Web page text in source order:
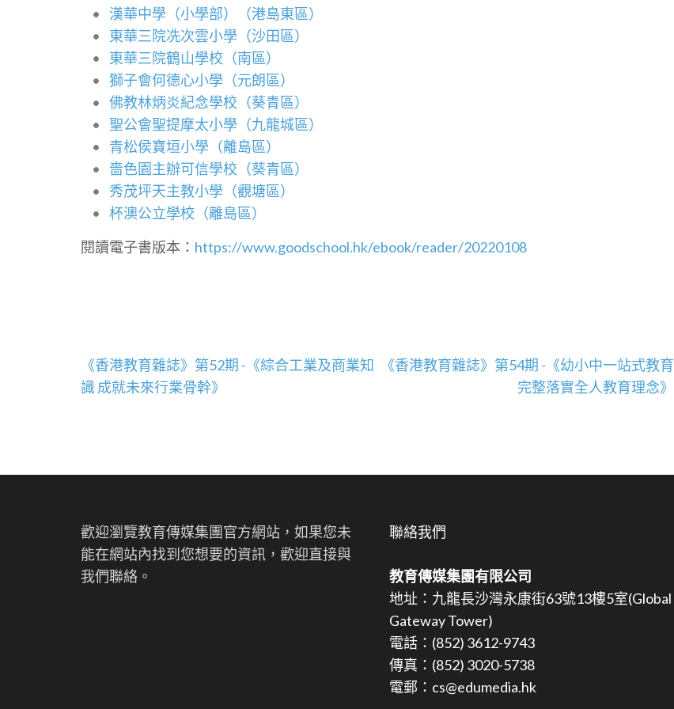
漢華中學（小學部）（港島東區）
東華三院冼次雲小學（沙田區）
東華三院鶴山學校（南區）
獅子會何德心小學（元朗區）
佛教林炳炎紀念學校（葵青區）
聖公會聖提摩太小學（九龍城區）
青松侯寶垣小學（離島區）
嗇色園主辦可信學校（葵青區）
秀茂坪天主教小學（觀塘區）
杯澳公立學校（離島區）
閱讀電子書版本： https://www.goodschool.hk/ebook/reader/20220108
文
章
《香港教育雜誌》第52期 -《綜合工業及商業知
識 成就未來行業骨幹》
《香港教育雜誌》第54期 -《幼小中一站式教育
完整落實全人教育理念》
歡迎瀏覽教育傳媒集團官方網站，如果您未
能在網站內找到您想要的資訊，歡迎直接與
我們聯絡。
聯絡我們
教育傳媒集團有限公司
地址：九龍長沙灣永康街63號13樓5室(Global
Gateway Tower)
電話：(852) 3612-9743
傳真：(852) 3020-5738
電郵：cs@edumedia.hk